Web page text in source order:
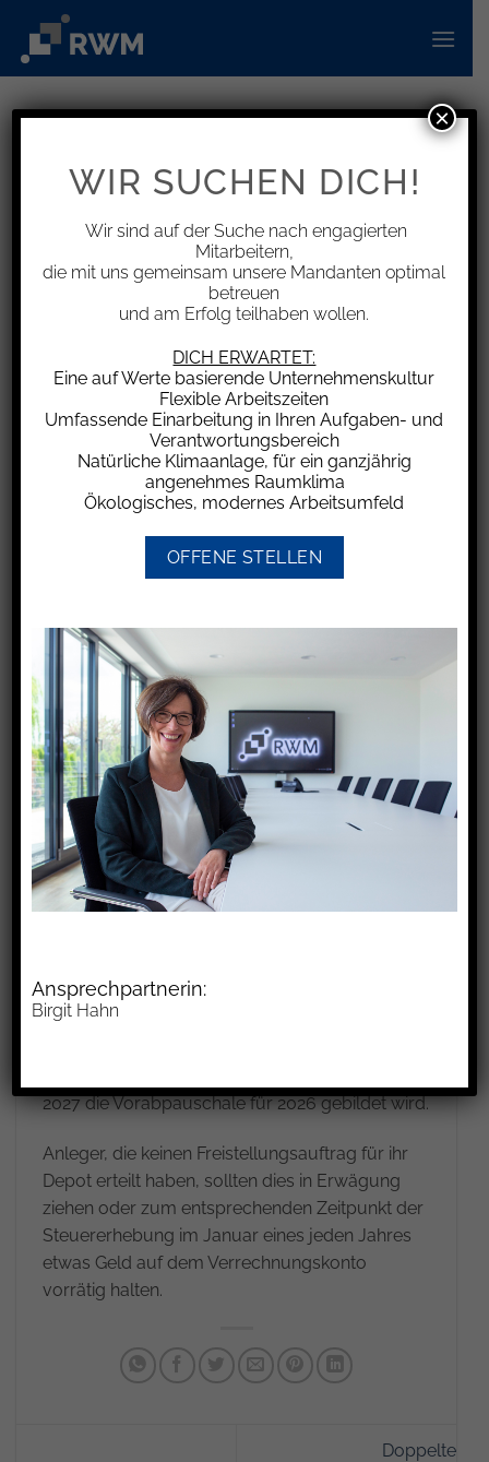
Inhalt
springen
Basiszinssatz zur Vorabpauschale
für Investmentfonds
bekanntgegeben
Am Jahresanfang wird auf dem
Verrechnungskonto von Investmentfonds die
Vorabpauschale in Abzug gebracht, es sei
denn, es liegt ein Freistellungsauftrag in
ausreichender Höhe vor.
Die Vorabpauschale dient dazu, die
Besteuerung von Erträgen aus Investmentfonds
sicherzustellen, auch wenn diese Erträge (noch)
Besteuerung dieser theoretischen Erträge zu
gewährleisten, erhebt das Finanzamt die Steuer
als Vorauszahlung, anstatt auf den Zeitpunkt
des Verkaufs der Fondsanteile zu warten. In
dem Fall findet später beim Verkauf eine
Verrechnung statt.
Teil der Berechnung dieser Vorabpauschale ist
der vom Bundesfinanzministerium festgelegte
Basiszins, welcher für 2025 auf 2,53 %
festgesetzt wurde. Dieser gilt damit für die am
Für das Kalenderjahr 2026 wurde der
2027 die Vorabpauschale für 2026 gebildet wird.
Anleger, die keinen Freistellungsauftrag für ihr
Depot erteilt haben, sollten dies in Erwägung
ziehen oder zum entsprechenden Zeitpunkt der
Steuererhebung im Januar eines jeden Jahres
etwas Geld auf dem Verrechnungskonto
vorrätig halten.
Doppelte
WIR SUCHEN DICH!
Wir sind auf der Suche nach engagierten
Mitarbeitern,
die mit uns gemeinsam unsere Mandanten optimal
betreuen
und am Erfolg teilhaben wollen.
DICH ERWARTET:
Eine auf Werte basierende Unternehmenskultur
Flexible Arbeitszeiten
Umfassende Einarbeitung in Ihren Aufgaben- und
Verantwortungsbereich
Natürliche Klimaanlage, für ein ganzjährig
angenehmes Raumklima
Ökologisches, modernes Arbeitsumfeld
OFFENE STELLEN
Ansprechpartnerin:
Birgit Hahn
×